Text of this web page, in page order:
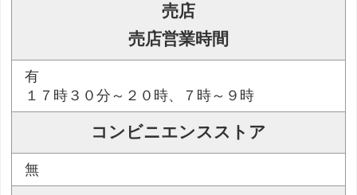
売店
売店営業時間
有
１７時３０分～２０時、７時～９時
コンビニエンスストア
無